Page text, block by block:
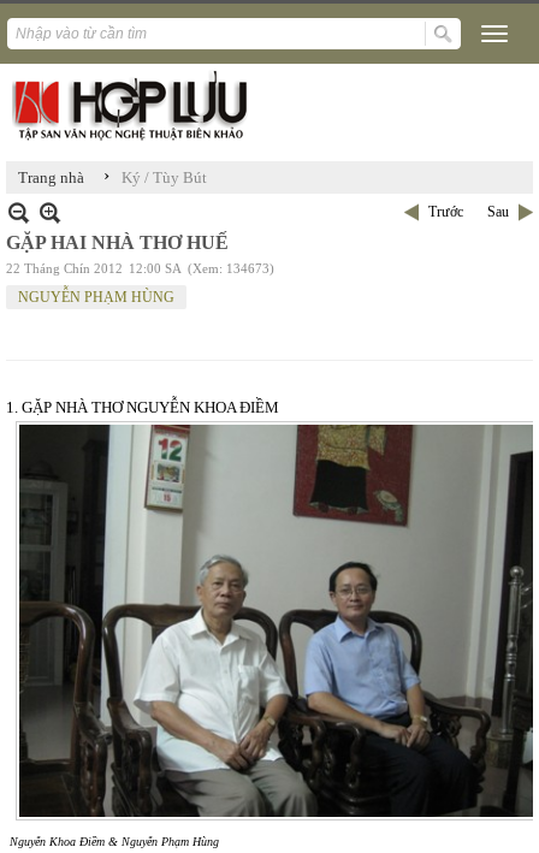
Trang nhà › Ký / Tùy Bút
Trước Sau
GẶP HAI NHÀ THƠ HUẾ
22 Tháng Chín 2012 12:00 SA (Xem: 134673)
NGUYỄN PHẠM HÙNG
1. GẶP NHÀ THƠ NGUYỄN KHOA ĐIỀM
Nguyễn Khoa Điềm & Nguyễn Phạm Hùng